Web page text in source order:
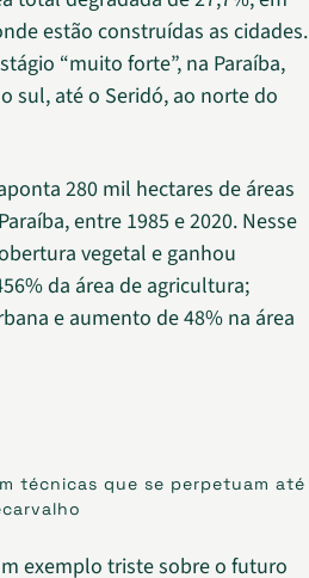
estão construídas as cidades.
“muito forte”, na Paraíba,
sul, até o Seridó, ao norte do
280 mil hectares de áreas
entre 1985 e 2020. Nesse
vegetal e ganhou
da área de agricultura;
e aumento de 48% na área
técnicas que se perpetuam até
exemplo triste sobre o futuro